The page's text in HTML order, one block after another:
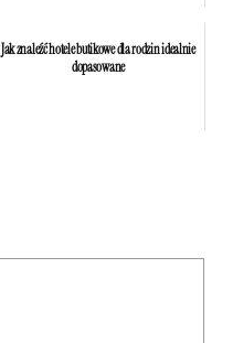
Jak znaleźć hotele butikowe dla rodzin idealnie
dopasowane